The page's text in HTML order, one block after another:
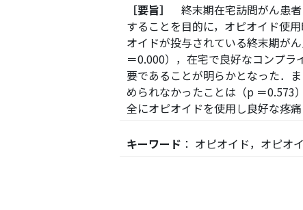
［要旨］
終末期在宅訪問がん患
することを目的に，オピオイド使
オイドが投与されている終末期が
＝0.000），在宅で良好なコンプ
要であることが明らかとなった．
められなかったことは（p ＝0.573
全にオピオイドを使用し良好な疼
キーワード ： オピオイド，オピオ